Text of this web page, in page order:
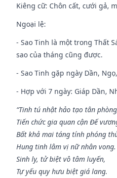
Kiêng cữ: Chôn cất, cưới gả,
Ngoại lệ:
- Sao Tinh là một trong Thất
sao của tháng cũng được.
- Sao Tinh gặp ngày Dần,
- Hợp với 7 ngày: Giáp Dần,
“Tinh tú nhật hảo tạo tân
Tiến chức gia quan cận Đế
Bất khả mai táng tính phóng
Hung tinh lâm vị nữ nhân vong.
Sinh ly, tử biệt vô tâm luyến,
Tự yếu quy hưu biệt giá lang.